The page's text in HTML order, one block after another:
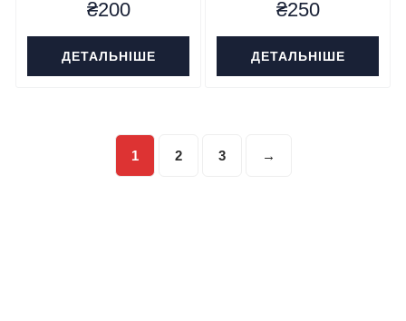
₴200
ДЕТАЛЬНІШЕ
₴250
ДЕТАЛЬНІШЕ
1 2 3 →